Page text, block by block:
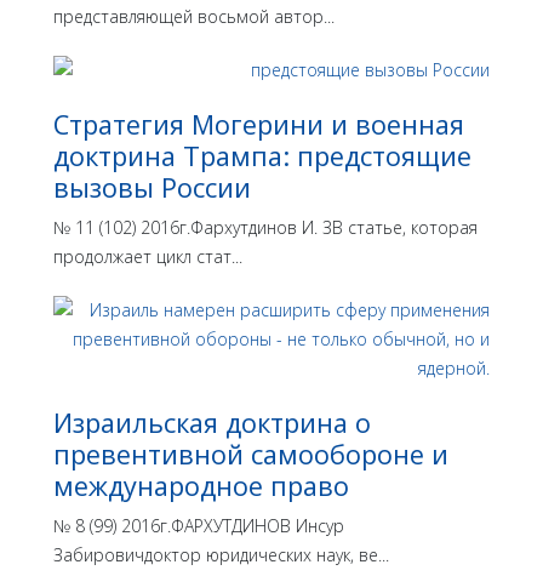
представляющей восьмой автор...
Стратегия Могерини и военная
доктрина Трампа: предстоящие
вызовы России
№ 11 (102) 2016г.Фархутдинов И. ЗВ статье, которая
продолжает цикл стат...
Израильская доктрина o
превентивной самообороне и
международное право
№ 8 (99) 2016г.ФАРХУТДИНОВ Инсур
Забировичдоктор юридических наук, ве...